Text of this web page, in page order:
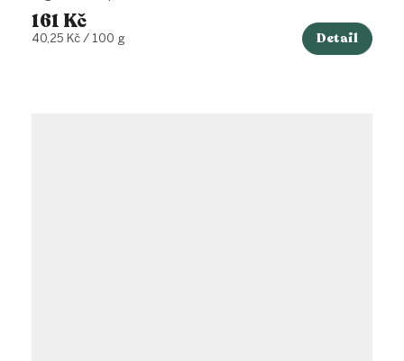
161 Kč
Měrná
40,25 Kč / 100 g Detail